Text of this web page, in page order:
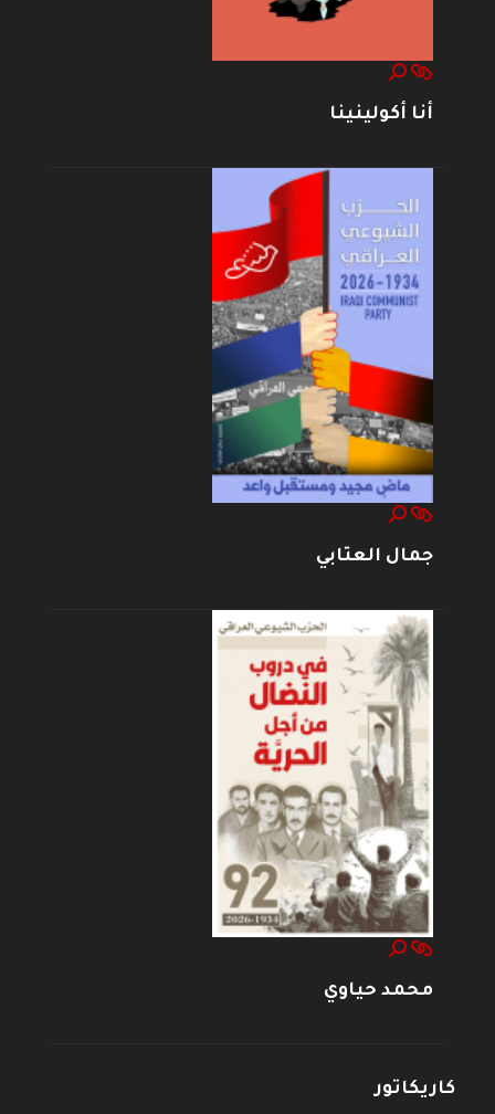
أنا أكولينينا
جمال العتابي
محمد حياوي
كاريكاتور